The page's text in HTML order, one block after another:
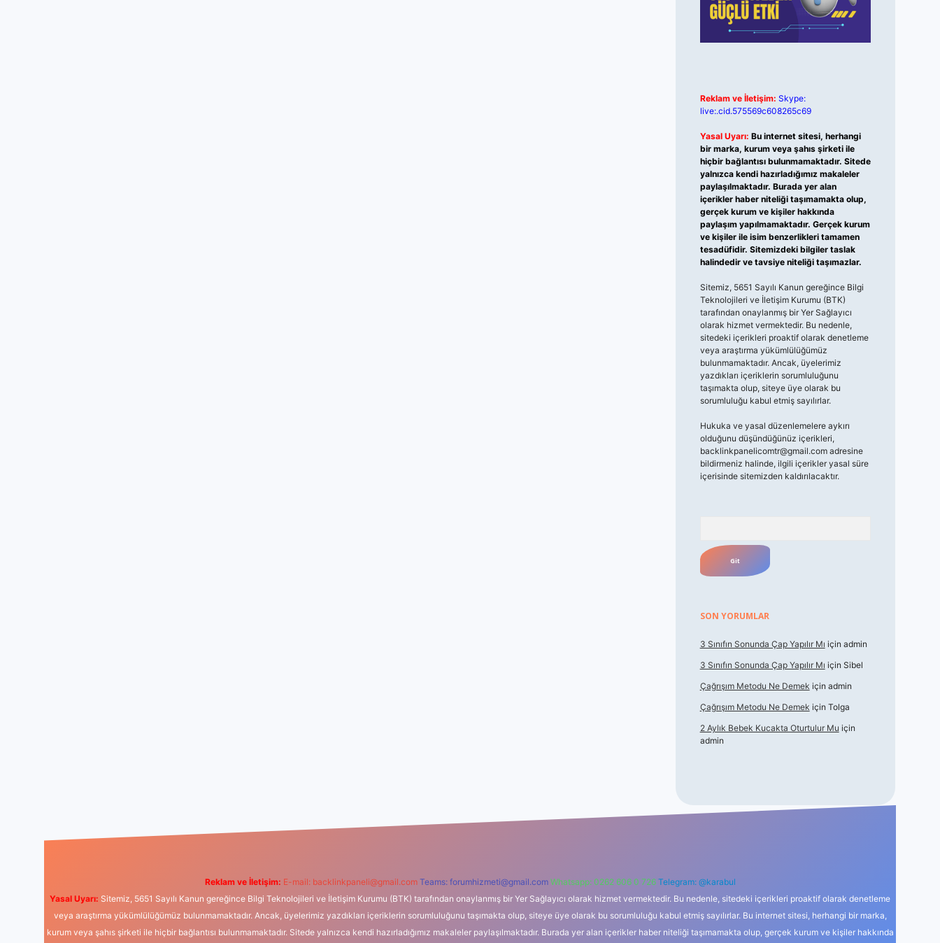
Reklam ve İletişim: Skype:
live:.cid.575569c608265c69
Yasal Uyarı: Bu internet sitesi, herhangi
bir marka, kurum veya şahıs şirketi ile
hiçbir bağlantısı bulunmamaktadır. Sitede
yalnızca kendi hazırladığımız makaleler
paylaşılmaktadır. Burada yer alan
içerikler haber niteliği taşımamakta olup,
gerçek kurum ve kişiler hakkında
paylaşım yapılmamaktadır. Gerçek kurum
ve kişiler ile isim benzerlikleri tamamen
tesadüfidir. Sitemizdeki bilgiler taslak
halindedir ve tavsiye niteliği taşımazlar.
Sitemiz, 5651 Sayılı Kanun gereğince Bilgi
Teknolojileri ve İletişim Kurumu (BTK)
tarafından onaylanmış bir Yer Sağlayıcı
olarak hizmet vermektedir. Bu nedenle,
sitedeki içerikleri proaktif olarak denetleme
veya araştırma yükümlülüğümüz
bulunmamaktadır. Ancak, üyelerimiz
yazdıkları içeriklerin sorumluluğunu
taşımakta olup, siteye üye olarak bu
sorumluluğu kabul etmiş sayılırlar.
Hukuka ve yasal düzenlemelere aykırı
olduğunu düşündüğünüz içerikleri,
backlinkpanelicomtr@gmail.comadresine
bildirmeniz halinde, ilgili içerikler yasal süre
içerisinde sitemizden kaldırılacaktır.
SON YORUMLAR
3 Sınıfın Sonunda Çap Yapılır Mı için admin
3 Sınıfın Sonunda Çap Yapılır Mı için Sibel
Çağrışım Metodu Ne Demek için admin
Çağrışım Metodu Ne Demek için Tolga
2 Aylık Bebek Kucakta Oturtulur Mu için
admin
Reklam ve İletişim: E-mail: backlinkpaneli@gmail.com Teams: forumhizmeti@gmail.com Whatsapp: 0262 606 0 726 Telegram: @karabul
Yasal Uyarı: Sitemiz, 5651 Sayılı Kanun gereğince Bilgi Teknolojileri ve İletişim Kurumu (BTK) tarafından onaylanmış bir Yer Sağlayıcı olarak hizmet vermektedir. Bu nedenle, sitedeki içerikleri proaktif olarak denetleme
veya araştırma yükümlülüğümüz bulunmamaktadır. Ancak, üyelerimiz yazdıkları içeriklerin sorumluluğunu taşımakta olup, siteye üye olarak bu sorumluluğu kabul etmiş sayılırlar. Bu internet sitesi, herhangi bir marka,
kurum veya şahıs şirketi ile hiçbir bağlantısı bulunmamaktadır. Sitede yalnızca kendi hazırladığımız makaleler paylaşılmaktadır. Burada yer alan içerikler haber niteliği taşımamakta olup, gerçek kurum ve kişiler hakkında